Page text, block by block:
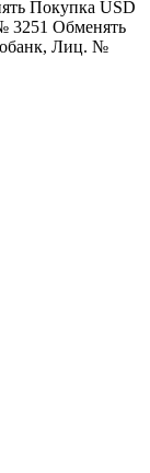
Покупка USD
3251 Обменять
Лиц. №